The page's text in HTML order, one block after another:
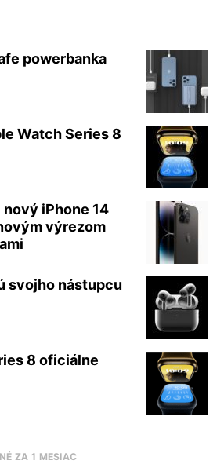
powerbanka
Watch Series 8
iPhone 14
výrezom
svojho nástupcu
8 oficiálne
ZA 1 MESIAC